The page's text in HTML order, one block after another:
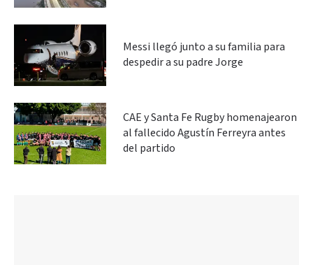
Messi llegó junto a su familia para
despedir a su padre Jorge
CAE y Santa Fe Rugby homenajearon
al fallecido Agustín Ferreyra antes
del partido